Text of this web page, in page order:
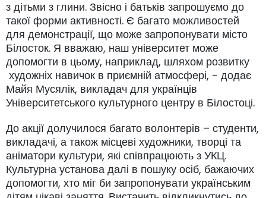
з дітьми з глини. Звісно і батьків запрошуємо до
такої форми активності. Є багато можливостей
для демонстрації, що може запропонувати місто
Білосток. Я вважаю, наш університет може
допомогти в цьому, наприклад, шляхом розвитку
художніх навичок в приємній атмосфері, - додає
Майя Мусялік, викладач для українців
Університетського культурного центру в Білостоці.
До акції долучилося багато волонтерів – студенти,
викладачі, а також місцеві художники, творці та
аніматори культури, які співпрацюють з УКЦ.
Культурна установа далі в пошуку осіб, бажаючих
допомогти, хто міг би запропонувати українським